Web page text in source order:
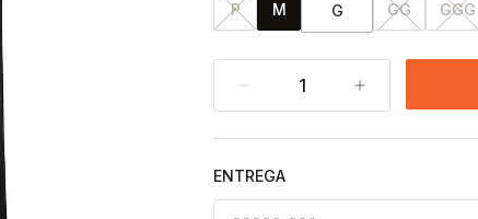
P M G GG GGG
1
ENTREGA